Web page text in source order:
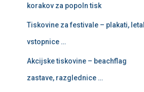
korakov za popoln tisk
Tiskovine za festivale – plakati,
vstopnice …
Akcijske tiskovine – beachflag
zastave, razglednice …